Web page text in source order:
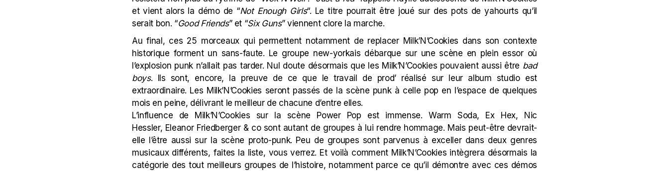
et vient alors la démo de “Not Enough Girls“. Le titre pourrait être joué sur des pots de yahourts qu’il
serait bon. “Good Friends” et “Six Guns” viennent clore la marche.
Au final, ces 25 morceaux qui permettent notamment de replacer Milk’N’Cookies dans son contexte
historique forment un sans-faute. Le groupe new-yorkais débarque sur une scène en plein essor où
l’explosion punk n’allait pas tarder. Nul doute désormais que les Milk’N’Cookies pouvaient aussi être bad
boys. Ils sont, encore, la preuve de ce que le travail de prod’ réalisé sur leur album studio est
extraordinaire. Les Milk’N’Cookies seront passés de la scène punk à celle pop en l’espace de quelques
mois en peine, délivrant le meilleur de chacune d’entre elles.
L’influence de Milk’N’Cookies sur la scène Power Pop est immense. Warm Soda, Ex Hex, Nic
Hessler, Eleanor Friedberger& co sont autant de groupes à lui rendre hommage. Mais peut-être devrait-
elle l’être aussi sur la scène proto-punk. Peu de groupes sont parvenus à exceller dans deux genres
musicaux différents, faites la liste, vous verrez. Et voilà comment Milk’N’Cookies intègrera désormais la
catégorie des tout meilleurs groupes de l’histoire, notamment parce ce qu’il démontre avec ces démos